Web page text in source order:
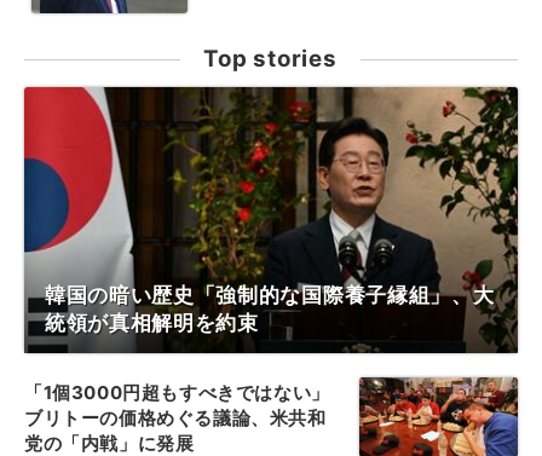
Top stories
韓国の暗い歴史「強制的な国際養子縁組」、大
統領が真相解明を約束
「1個3000円超もすべきではない」
ブリトーの価格めぐる議論、米共和
党の「内戦」に発展